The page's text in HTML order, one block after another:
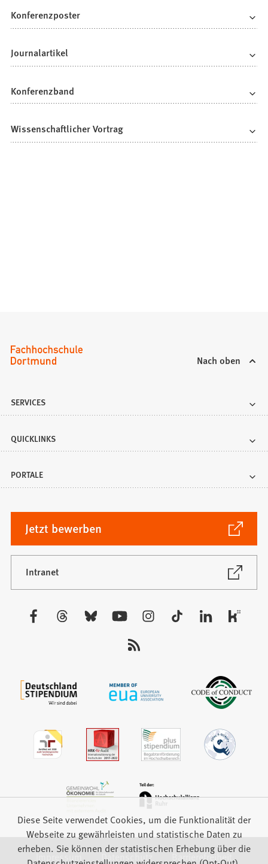
Konferenzposter
Journalartikel
Konferenzband
Wissenschaftlicher Vortrag
Nach oben
SERVICES
QUICKLINKS
PORTALE
Jetzt bewerben
(Öffnet
in
einem
neuen
Tab)
Intranet
(Öffnet
neuen
Besuchen
Impressum Datenschutz Barrierefreiheit
Diese Seite verwendet Cookies, um die Funktionalität der
Webseite zu gewährleisten und statistische Daten zu
erheben. Sie können der statistischen Erhebung über die